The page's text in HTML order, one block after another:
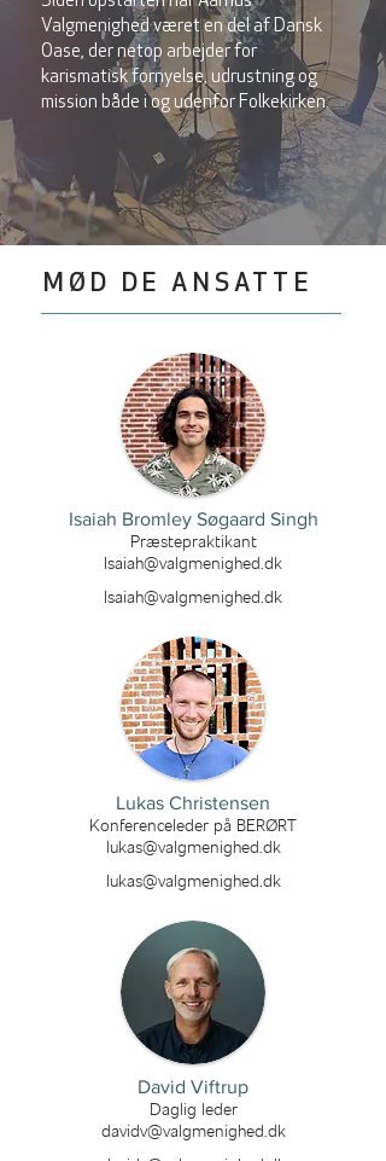
Valgmenighed været en del af Dansk
Oase, der netop arbejder for
karismatisk fornyelse, udrustning og
mission både i og udenfor Folkekirken.
MØD DE ANSATTE
Isaiah Bromley Søgaard Singh
Præstepraktikant
Isaiah@valgmenighed.dk
Isaiah@valgmenighed.dk
Lukas Christensen
Konferenceleder på BERØRT
lukas@valgmenighed.dk
lukas@valgmenighed.dk
David Viftrup
Daglig leder
davidv@valgmenighed.dk